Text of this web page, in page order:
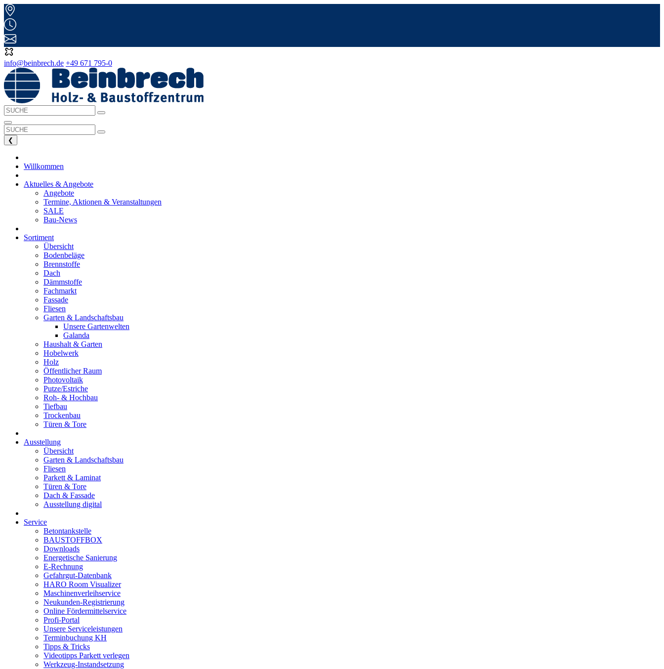
info@beinbrech.de +49 671 795-0
❮
Willkommen
Aktuelles & Angebote
Angebote
Termine, Aktionen & Veranstaltungen
SALE
Bau-News
Sortiment
Übersicht
Bodenbeläge
Brennstoffe
Dach
Dämmstoffe
Fachmarkt
Fassade
Fliesen
Garten & Landschaftsbau
Unsere Gartenwelten
Galanda
Haushalt & Garten
Hobelwerk
Holz
Öffentlicher Raum
Photovoltaik
Putze/Estriche
Roh- & Hochbau
Tiefbau
Trockenbau
Türen & Tore
Ausstellung
Übersicht
Garten & Landschaftsbau
Fliesen
Parkett & Laminat
Türen & Tore
Dach & Fassade
Ausstellung digital
Service
Betontankstelle
BAUSTOFFBOX
Downloads
Energetische Sanierung
E-Rechnung
Gefahrgut-Datenbank
HARO Room Visualizer
Maschinenverleihservice
Neukunden-Registrierung
Online Fördermittelservice
Profi-Portal
Unsere Serviceleistungen
Terminbuchung KH
Tipps & Tricks
Videotipps Parkett verlegen
Werkzeug-Instandsetzung